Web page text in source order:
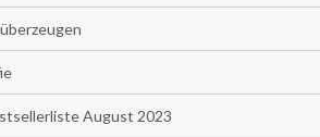
August 2023